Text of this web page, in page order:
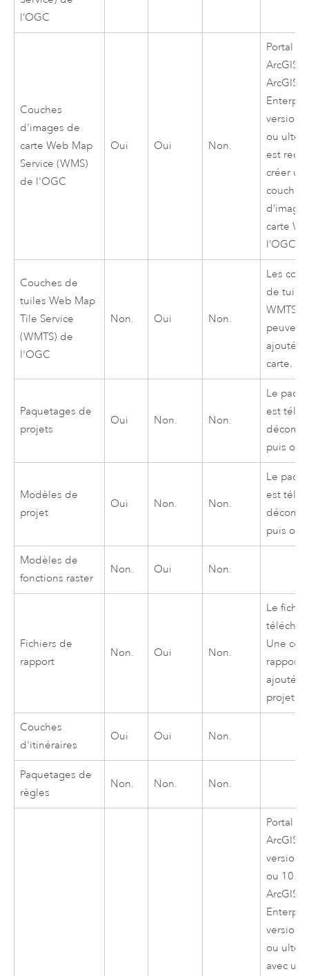
l’OGC
Couches
d'images de
carte Web Map
Service (WMS)
de l'OGC
Oui Oui Non.
Portal for
ArcGIS
ArcGIS
version
ou
est
créer
couche
carte
l’OGC.
Couches de
tuiles Web Map
Tile Service
(WMTS) de
l'OGC
Non. Oui Non.
Les
de tuiles
WMTS
peuvent
carte.
Paquetages de
projets
Oui Non. Non.
Le
est
puis
Modèles de
projet
Oui Non. Non.
Le
est
puis
Modèles de
fonctions raster
Non. Oui Non.
Fichiers de
rapport
Non. Oui Non.
Le
Une
rapport
ajoutée
projet.
Couches
d'itinéraires
Oui Oui Non.
Paquetages de
règles
Non. Non. Non.
Portal for
ArcGIS
version
ou
ArcGIS
version
ou
avec un